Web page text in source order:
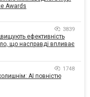
Awards
3839
ефективність
що насправді впливає
1748
AI повністю